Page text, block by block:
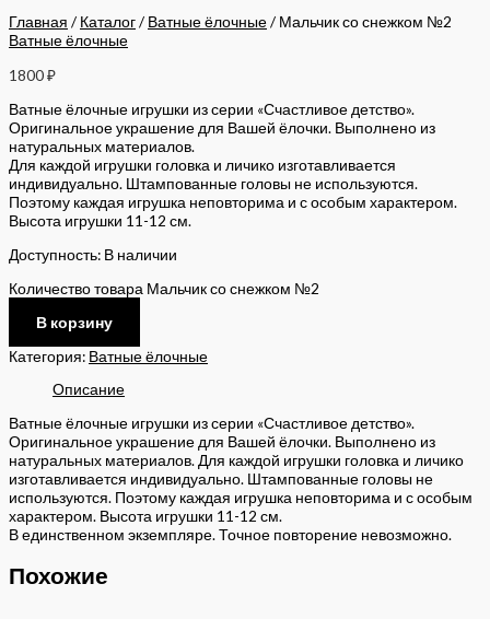
Главная / Каталог/ Ватные ёлочные/ Мальчик со снежком №2
Ватные ёлочные
1800₽
Ватные ёлочные игрушки из серии «Счастливое детство».
Оригинальное украшение для Вашей ёлочки. Выполнено из
натуральных материалов.
Для каждой игрушки головка и личико изготавливается
индивидуально. Штампованные головы не используются.
Поэтому каждая игрушка неповторима и с особым характером.
Высота игрушки 11-12 см.
Доступность: В наличии
Количество товара Мальчик со снежком №2
В корзину
Категория: Ватные ёлочные
Описание
Ватные ёлочные игрушки из серии «Счастливое детство».
Оригинальное украшение для Вашей ёлочки. Выполнено из
натуральных материалов. Для каждой игрушки головка и личико
изготавливается индивидуально. Штампованные головы не
используются. Поэтому каждая игрушка неповторима и с особым
характером. Высота игрушки 11-12 см.
В единственном экземпляре. Точное повторение невозможно.
Похожие